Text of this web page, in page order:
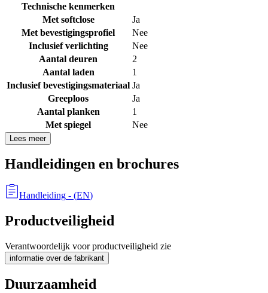
Technische kenmerken
Met softclose
Ja
Met bevestigingsprofiel
Nee
Inclusief verlichting
Nee
Aantal deuren
2
Aantal laden
1
Inclusief bevestigingsmateriaal Ja
Greeploos
Ja
Aantal planken
1
Met spiegel
Nee
Lees meer
Handleidingen en brochures
Handleiding - (EN)
Productveiligheid
Verantwoordelijk voor productveiligheid zie
informatie over de fabrikant
Duurzaamheid